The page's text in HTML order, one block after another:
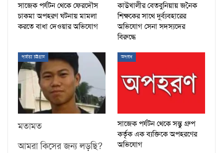
সাজেক পর্যটন থেকে ফেরদৌস
চাকমা অপহরণ ঘটনায় মামলা
করতে বাধা দেওয়ার অভিযোগ
কাউখালীর বেতবুনিয়ায় জনৈক
শিক্ষকের সাথে দুর্ব্যবহারের
অভিযোগ সেনা সদস্যদের
বিরুদ্ধে
পার্বত্য চট্টগ্রাম
মতামত
আমরা কিসের জন্য লড়ছি?
অপরাধ
সাজেক পর্যটন থেকে সন্তু গ্রুপ
কর্তৃক এক ব্যক্তিকে অপহরণের
অভিযোগ